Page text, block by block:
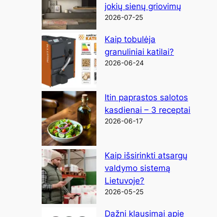
jokių sienų griovimų
2026-07-25
Kaip tobulėja
granuliniai katilai?
2026-06-24
Itin paprastos salotos
kasdienai – 3 receptai
2026-06-17
Kaip išsirinkti atsargų
valdymo sistemą
Lietuvoje?
2026-05-25
Dažni klausimai apie